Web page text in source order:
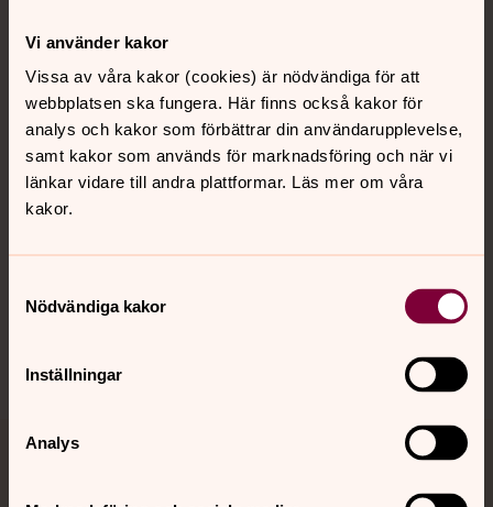
Vi använder kakor
Vissa av våra kakor (cookies) är nödvändiga för att
webbplatsen ska fungera. Här finns också kakor för
analys och kakor som förbättrar din användarupplevelse,
samt kakor som används för marknadsföring och när vi
länkar vidare till andra plattformar. Läs mer om våra
kakor.
Nödvändiga kakor
Inställningar
Analys
Kontakt
Kalender
Hitta snabbt
Sociala kanaler